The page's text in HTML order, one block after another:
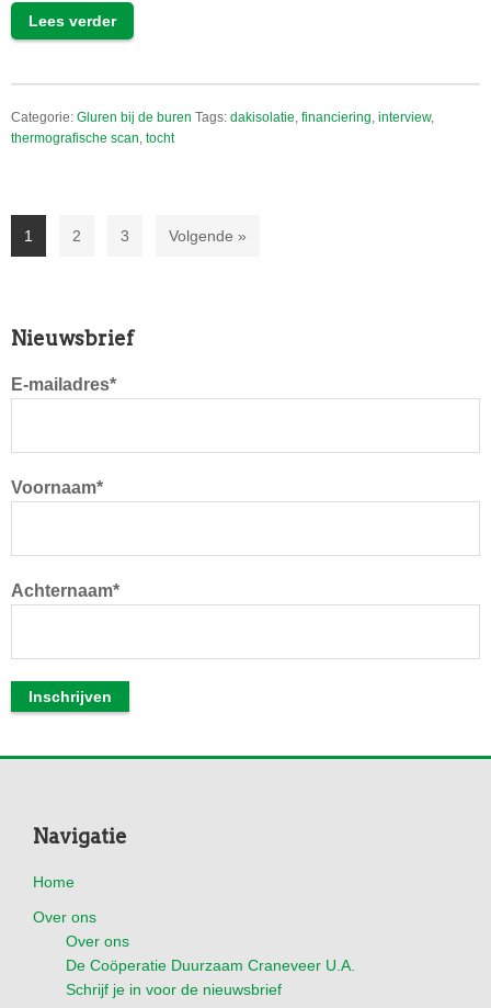
Lees verder
Categorie: Gluren bij de buren Tags: dakisolatie, financiering, interview,
thermografische scan, tocht
Pagina
1 Pagina
2 Pagina
3 Volgende »
Primaire
Sidebar
Nieuwsbrief
E-mailadres*
Voornaam*
Achternaam*
Footer
Navigatie
Home
Over ons
Over ons
De Coöperatie Duurzaam Craneveer U.A.
Schrijf je in voor de nieuwsbrief